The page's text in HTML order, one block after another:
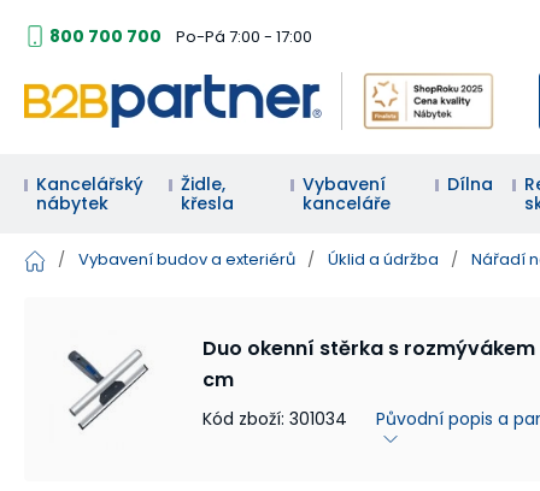
800 700 700 Po-Pá 7:00 - 17:00
Kancelářský
nábytek
Židle,
křesla
Vybavení
kanceláře
Dílna
/ Vybavení budov a exteriérů / Úklid a údržba / Nářadí
Duo okenní stěrka s rozmývákem
cm
Kód zboží: 301034 Původní popis a